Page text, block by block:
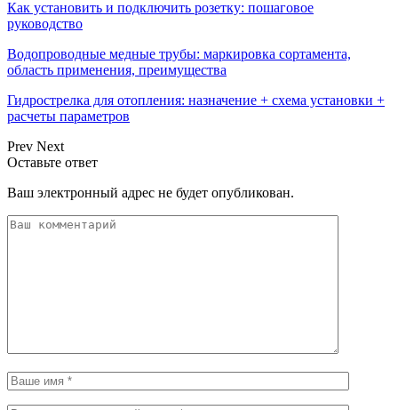
Как установить и подключить розетку: пошаговое
руководство
Водопроводные медные трубы: маркировка сортамента,
область применения, преимущества
Гидрострелка для отопления: назначение + схема установки +
расчеты параметров
Prev Next
Оставьте ответ
Ваш электронный адрес не будет опубликован.